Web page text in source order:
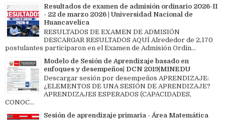
Resultados de examen de admisión ordinario 2026-II
- 22 de marzo 2026 | Universidad Nacional de
Huancavelica
RESULTADOS DE EXAMEN DE ADMISIÓN
DESCARGAR RESULTADOS AQUÍ Alrededor de 2,170
postulantes participaron en el Examen de Admisión Ordin...
Modelo de Sesión de Aprendizaje basado en
enfoques y desempeños| DCN 2019|MINEDU
Descargar sesión por desempeños APRENDIZAJE:
¿ELEMENTOS DE UNA SESIÓN DE APRENDIZAJE?
APRENDIZAJES ESPERADOS (CAPACIDADES,
CONOC...
Sesión de aprendizaje primaria - Área Matemática